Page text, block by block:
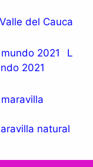
del Cauca
L
2021
natural